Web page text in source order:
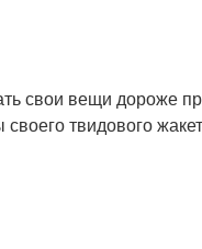
свои вещи дороже
твидового